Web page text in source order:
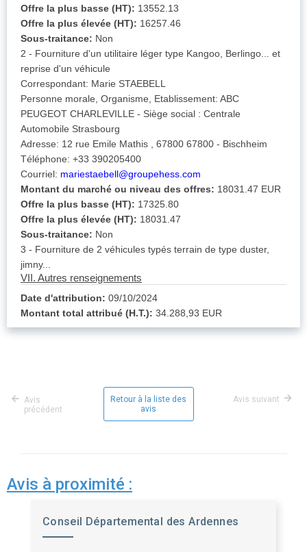
Offre la plus basse (HT): 13552.13
Offre la plus élevée (HT): 16257.46
Sous-traitance: Non
2 - Fourniture d'un utilitaire léger type Kangoo, Berlingo... et
reprise d'un véhicule
Correspondant: Marie STAEBELL
Personne morale, Organisme, Etablissement: ABC
PEUGEOT CHARLEVILLE - Siège social : Centrale
Automobile Strasbourg
Adresse: 12 rue Emile Mathis , 67800 67800 - Bischheim
Téléphone: +33 390205400
Courriel: mariestaebell@groupehess.com
Montant du marché ou niveau des offres: 18031.47 EUR
Offre la plus basse (HT): 17325.80
Offre la plus élevée (HT): 18031.47
Sous-traitance: Non
3 - Fourniture de 2 véhicules typés terrain de type duster,
jimny...
VII. Autres renseignements
Date d'attribution: 09/10/2024
Montant total attribué (H.T.): 34.288,93 EUR
Avis
précédent
Retour à la liste des
avis
Avis suivant
Avis à proximité :
Conseil Départemental des Ardennes